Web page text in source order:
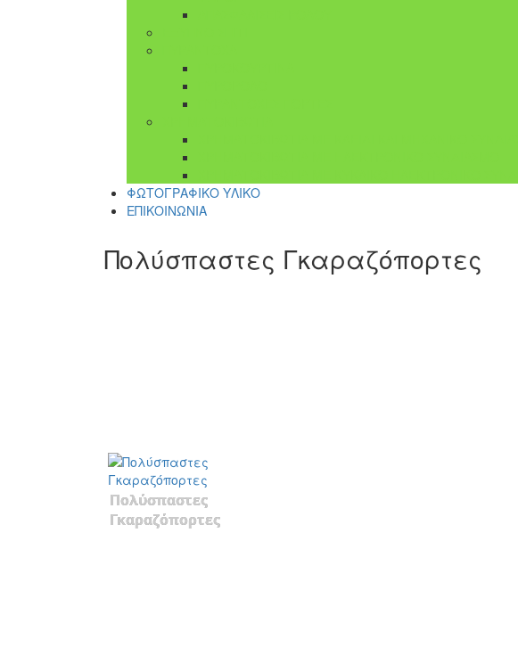
ΦΩΤΟΓΡΑΦΙΚΟ ΥΛΙΚΟ
ΕΠΙΚΟΙΝΩΝΙΑ
Πολύσπαστες Γκαραζόπορτες
Πολύσπαστες
Γκαραζόπορτες